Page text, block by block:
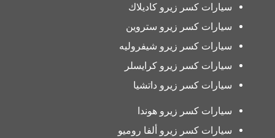
سيارات كسر زيرو كاديلاك
سيارات كسر زيرو ستروين
سيارات كسر زيرو شيفروليه
سيارات كسر زيرو كرايسلر
سيارات كسر زيرو داتشيا
سيارات كسر زيرو هوندا
سيارات كسر زيرو ألفا روميو